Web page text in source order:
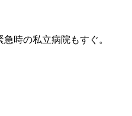
時の私立病院もすぐ。